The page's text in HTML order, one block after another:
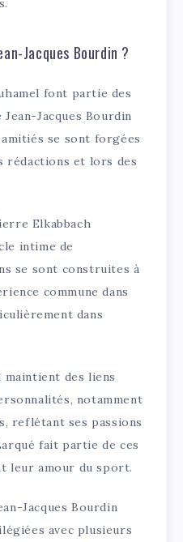
Jacques Bourdin ?
font partie des
Jacques Bourdin
se sont forgées
rédactions et lors des
Elkabbach
intime de
se sont construites à
commune dans
dans
des liens
notamment
reflétant ses passions
fait partie de ces
leur amour du sport.
Jacques Bourdin
avec plusieurs